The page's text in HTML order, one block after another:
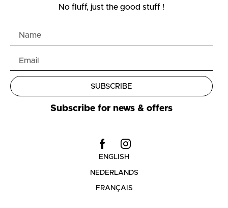
No fluff, just the good stuff !
SUBSCRIBE
Subscribe for news & offers
ENGLISH
NEDERLANDS
FRANÇAIS